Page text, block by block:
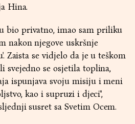
Hina.
bio privatno, imao sam priliku
nakon njegove uskršnje
Zaista se vidjelo da je u teškom
svejedno se osjetila toplina,
ispunjava svoju misiju i meni
kao i supruzi i djeci",
susret sa Svetim Ocem.